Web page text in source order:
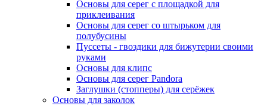
Основы для серег с площадкой для
приклеивания
Основы для серег со штырьком для
полубусины
Пуссеты - гвоздики для бижутерии своими
руками
Основы для клипс
Основы для серег Pandora
Заглушки (стопперы) для серёжек
Основы для заколок